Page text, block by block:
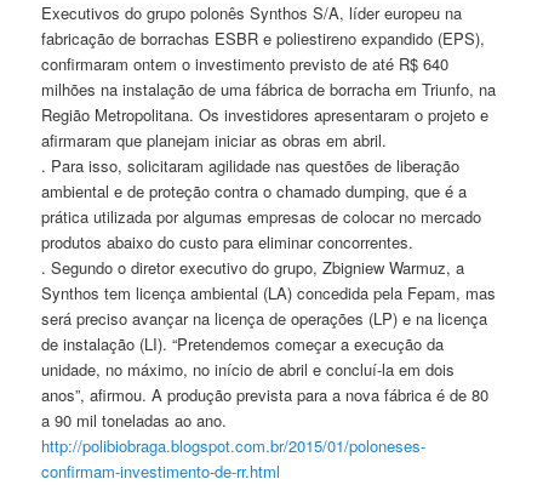
Executivos do grupo polonêsSynthos S/A, líder europeu na
fabricação de borrachas ESBR e poliestireno expandido (EPS),
confirmaram ontem o investimento previsto de até R$ 640
milhões na instalação de uma fábrica de borracha em Triunfo, na
Região Metropolitana. Os investidores apresentaram o projeto e
afirmaram que planejam iniciar as obras em abril.
. Para isso, solicitaram agilidade nas questões de liberação
ambiental e de proteção contra o chamado dumping, que é a
prática utilizada por algumas empresas de colocar no mercado
produtos abaixo do custo para eliminar concorrentes.
. Segundo o diretor executivo do grupo, Zbigniew Warmuz, a
Synthos tem licença ambiental (LA) concedida pela Fepam, mas
será preciso avançar na licença de operações (LP) e na licença
de instalação (LI). “Pretendemos começar a execução da
unidade, no máximo, no início de abril e concluí-la em dois
anos”, afirmou. A produção prevista para a nova fábrica é de 80
a 90 mil toneladas ao ano.
http://polibiobraga.blogspot.com.br/2015/01/poloneses-
confirmam-investimento-de-rr.html